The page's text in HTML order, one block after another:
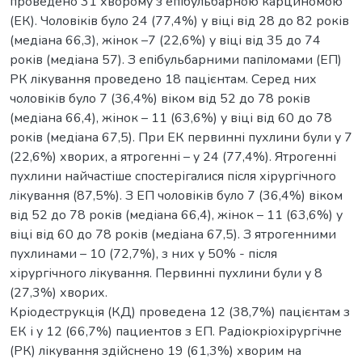
(ЕК). Чоловіків було 24 (77,4%) у віці від 28 до 82 років
(медіана 66,3), жінок –7 (22,6%) у віці від 35 до 74
років (медіана 57). З епібульбарними папіломами (ЕП)
РК лікування проведено 18 пацієнтам. Серед них
чоловіків було 7 (36,4%) віком від 52 до 78 років
(медіана 66,4), жінок – 11 (63,6%) у віці від 60 до 78
років (медіана 67,5). При ЕК первинні пухлини були у 7
(22,6%) хворих, а ятрогенні – у 24 (77,4%). Ятрогенні
пухлини найчастіше спостерігалися після хірургічного
лікування (87,5%). З ЕП чоловіків було 7 (36,4%) віком
від 52 до 78 років (медіана 66,4), жінок – 11 (63,6%) у
віці від 60 до 78 років (медіана 67,5). З ятрогенними
пухлинами – 10 (72,7%), з них у 50% - після
хірургічного лікування. Первинні пухлини були у 8
(27,3%) хворих.
Кріодеструкція (КД) проведена 12 (38,7%) пацієнтам з
ЕК і у 12 (66,7%) пациентов з ЕП. Радіокріохірургічне
(РК) лікування здійснено 19 (61,3%) хворим на